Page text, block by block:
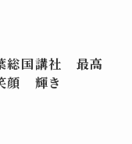
総国講社 最高
顔 輝き